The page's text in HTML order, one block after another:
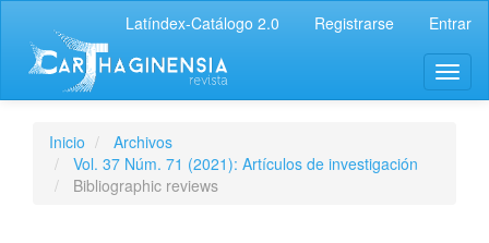
Latíndex-Catálogo 2.0 Registrarse Entrar
Inicio
Archivos
Vol. 37 Núm. 71 (2021): Artículos de investigación
Bibliographic reviews